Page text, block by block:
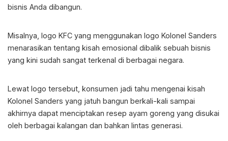
bisnis Anda dibangun.
Misalnya, logo KFC yang menggunakan logo Kolonel Sanders
menarasikan tentang kisah emosional dibalik sebuah bisnis
yang kini sudah sangat terkenal di berbagai negara.
Lewat logo tersebut, konsumen jadi tahu mengenai kisah
Kolonel Sanders yang jatuh bangun berkali-kali sampai
akhirnya dapat menciptakan resep ayam goreng yang disukai
oleh berbagai kalangan dan bahkan lintas generasi.